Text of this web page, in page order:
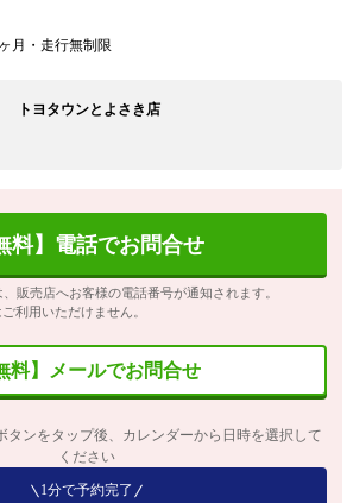
月・走行無制限
トヨタウンとよさき店
料】電話でお問合せ
販売店へお客様の電話番号が通知されます。
利用いただけません。
料】メールでお問合せ
タンをタップ後、カレンダーから日時を選択して
ください
1分で予約完了